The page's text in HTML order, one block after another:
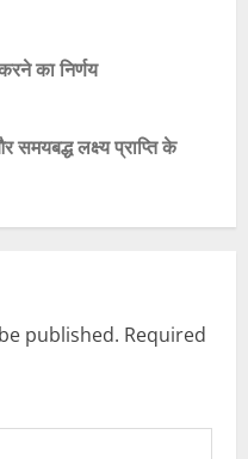
का निर्णय
समयबद्ध लक्ष्य प्राप्ति के
published. Required